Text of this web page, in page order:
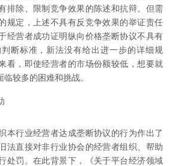
排除、限制竞争效果的陈述和抗辩。但需
规定，上述不具有反竞争效果的举证责任
经营者成功证明纵向价格垄断协议不具有
断标准，新法没有给出进一步的详细规
看，即使经营者的市场份额较低，想要就
较多的困难和挑战。
本行业经营者达成垄断协议的行为作出了
法直接对非行业协会的经营者组织、帮助
处罚。在此背景下，《关于平台经济领域